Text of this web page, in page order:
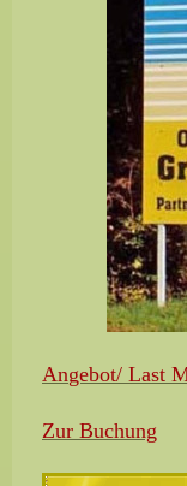
Angebot/ Last
Zur Buchung